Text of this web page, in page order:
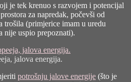
je tek krenuo s razvojem i potencijal
za napredak, počevši od
trošila (primjerice imam u uredu
nije uspio prepoznati).
jalova energija.
potrošnju jalove energije (što je